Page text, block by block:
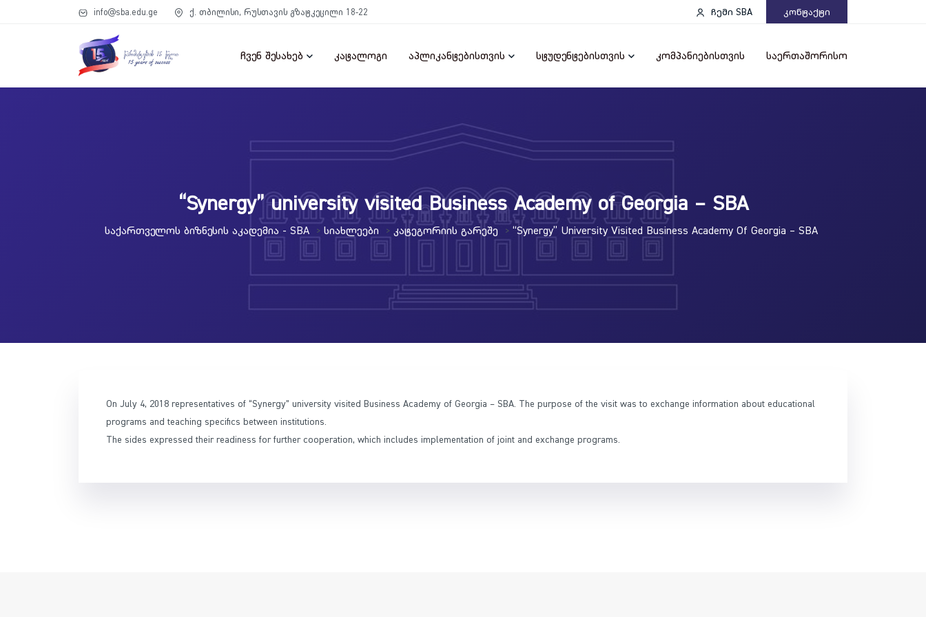
info@sba.edu.ge ქ. თბილისი, რუსთავის გზატკეცილი 18-22 ჩემი SBA Კონტაქტი
ჩვენ შესახებ კატალოგი აპლიკანტებისთვის სტუდენტებისთვის კომპანიებისთვის საერთაშორისო
“Synergy” university visited Business Academy of Georgia – SBA
Საქართველოს Ბიზნესის Აკადემია - SBA > Სიახლეები > Კატეგორიის Გარეშე > “Synergy” University Visited Business Academy Of Georgia – SBA
On July 4, 2018 representatives of “Synergy” university visited Business Academy of Georgia – SBA. The purpose of the visit was to exchange information about educational
programs and teaching specifics between institutions.
The sides expressed their readiness for further cooperation, which includes implementation of joint and exchange programs.